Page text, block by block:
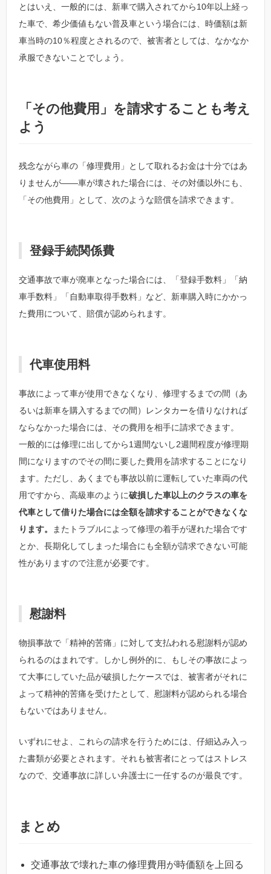
とはいえ、一般的には、新車で購入されてから10年以上経っ
た車で、希少価値もない普及車という場合には、時価額は新
車当時の10％程度とされるので、被害者としては、なかなか
承服できないことでしょう。
「その他費用」を請求することも考え
よう
残念ながら車の「修理費用」として取れるお金は十分ではあ
りませんが――車が壊された場合には、その対価以外にも、
「その他費用」として、次のような賠償を請求できます。
登録手続関係費
交通事故で車が廃車となった場合には、「登録手数料」「納
車手数料」「自動車取得手数料」など、新車購入時にかかっ
た費用について、賠償が認められます。
代車使用料
事故によって車が使用できなくなり、修理するまでの間（あ
るいは新車を購入するまでの間）レンタカーを借りなければ
ならなかった場合には、その費用を相手に請求できます。
一般的には修理に出してから1週間ないし2週間程度が修理期
間になりますのでその間に要した費用を請求することになり
ます。ただし、あくまでも事故以前に運転していた車両の代
用ですから、高級車のように破損した車以上のクラスの車を
代車として借りた場合には全額を請求することができなくな
ります。
またトラブルによって修理の着手が遅れた場合です
とか、長期化してしまった場合にも全額が請求できない可能
性がありますので注意が必要です。
慰謝料
物損事故で「精神的苦痛」に対して支払われる慰謝料が認め
られるのはまれです。しかし例外的に、もしその事故によっ
て大事にしていた品が破損したケースでは、被害者がそれに
よって精神的苦痛を受けたとして、慰謝料が認められる場合
もないではありません。
いずれにせよ、これらの請求を行うためには、仔細込み入っ
た書類が必要とされます。それも被害者にとってはストレス
なので、交通事故に詳しい弁護士に一任するのが最良です。
まとめ
交通事故で壊れた車の修理費用が時価額を上回る